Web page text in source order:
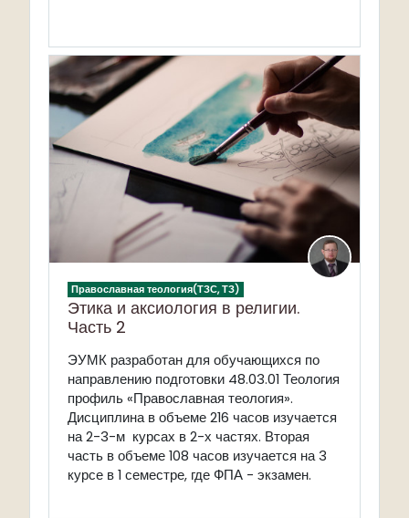
Православная теология(ТЗС, ТЗ)
Этика и аксиология в религии.
Часть 2
ЭУМК разработан для обучающихся по
направлению подготовки 48.03.01 Теология
профиль «Православная теология».
Дисциплина в объеме 216 часов изучается
на 2-3-м курсах в 2-х частях. Вторая
часть в объеме 108 часов изучается на 3
курсе в 1 семестре, где ФПА - экзамен.